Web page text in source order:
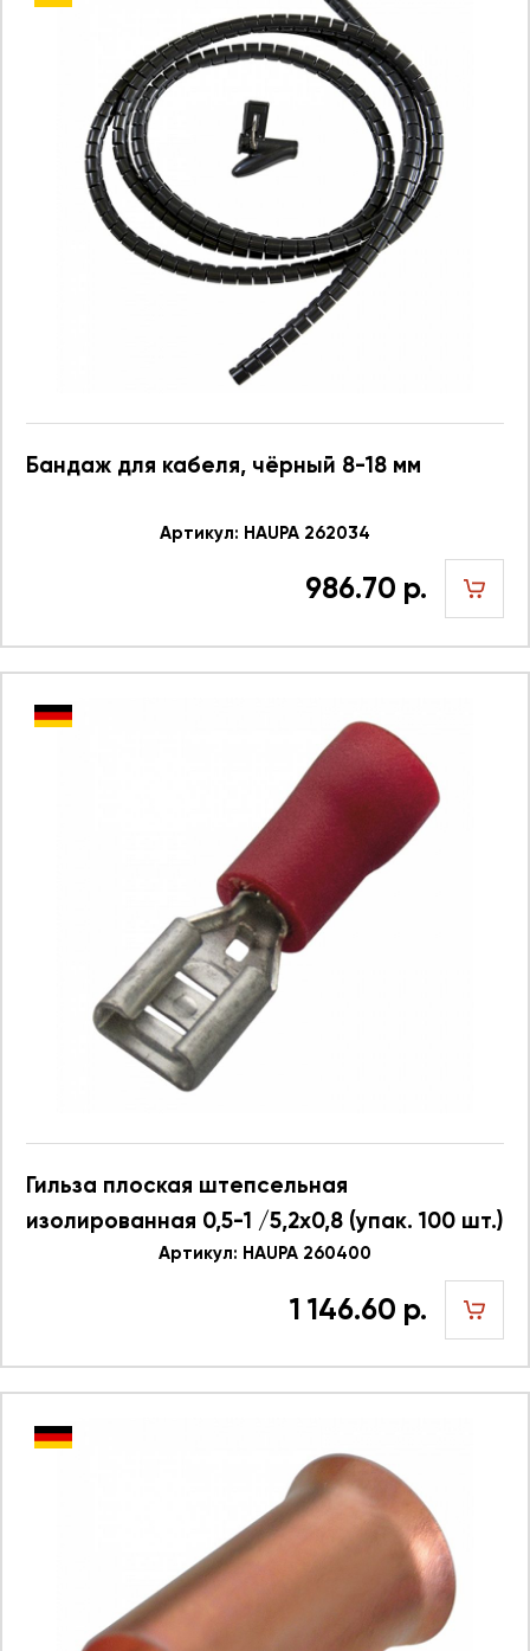
Бандаж для кабеля, чёрный 8-18 мм
Артикул: HAUPA 262034
986.70 р.
Гильза плоская штепсельная
изолированная 0,5-1 /5,2x0,8 (упак. 100 шт.)
Артикул: HAUPA 260400
1 146.60 р.